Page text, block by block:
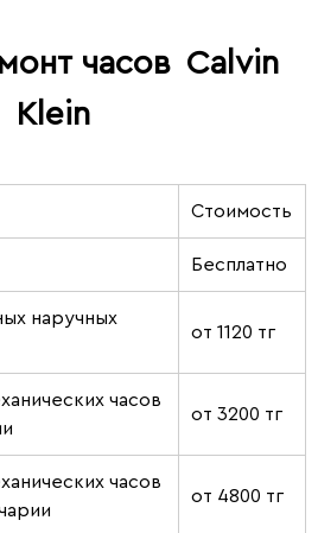
часов Calvin
Klein
Стоимость
Бесплатно
наручных
от 1120 тг
часов
от 3200 тг
часов
от 4800 тг